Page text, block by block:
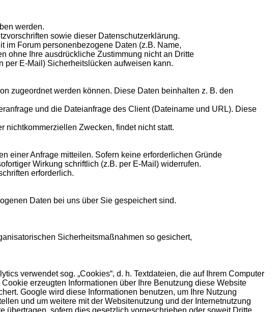
werden.
sowie dieser Datenschutzerklärung.
im Forum personenbezogene Daten (z.B. Name,
ohne Ihre ausdrückliche Zustimmung nicht an Dritte
per E-Mail) Sicherheitslücken aufweisen kann.
zugeordnet werden können. Diese Daten beinhalten z. B. den
und die Dateianfrage des Client (Dateiname und URL). Diese
nichtkommerziellen Zwecken, findet nicht statt.
einer Anfrage mitteilen. Sofern keine erforderlichen Gründe
Wirkung schriftlich (z.B. per E-Mail) widerrufen.
erforderlich.
Daten bei uns über Sie gespeichert sind.
Sicherheitsmaßnahmen so gesichert,
verwendet sog. „Cookies“, d. h. Textdateien, die auf Ihrem Computer
erzeugten Informationen über Ihre Benutzung diese Website
Google wird diese Informationen benutzen, um Ihre Nutzung
und um weitere mit der Websitenutzung und der Internetnutzung
sofern dies gesetzlich vorgeschrieben oder soweit Dritte